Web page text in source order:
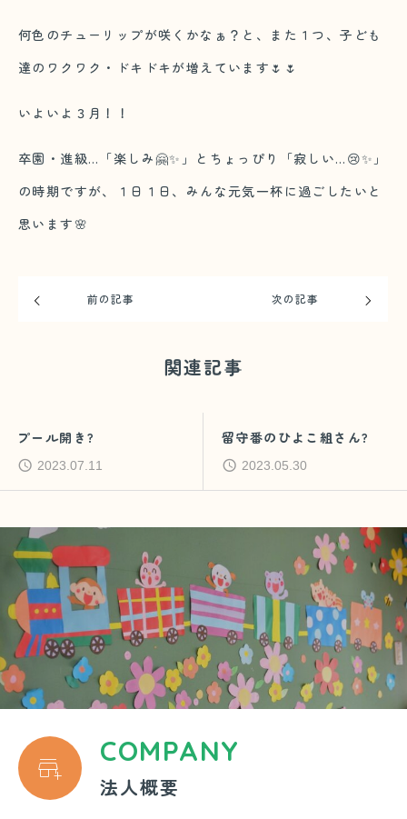
何色のチューリップが咲くかなぁ？と、また１つ、子ども
達のワクワク・ドキドキが増えています🌷🌷
いよいよ３月！！
卒園・進級…「楽しみ🤗✨」とちょっぴり「寂しい…😢✨」
の時期ですが、１日１日、みんな元気一杯に過ごしたいと
思います🌸
前の記事 次の記事
関連記事
プール開き?
2023.07.11
留守番のひよこ組さん?
2023.05.30
 COMPANY
法人概要